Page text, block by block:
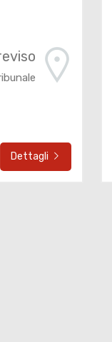
Dettagli